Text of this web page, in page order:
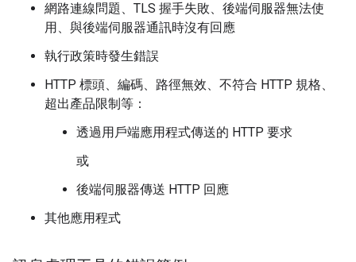
網路連線問題、TLS 握手失敗、後端伺服器無法使
用、與後端伺服器通訊時沒有回應
執行政策時發生錯誤
HTTP 標頭、編碼、路徑無效、不符合 HTTP 規格、
超出產品限制等：
透過用戶端應用程式傳送的 HTTP 要求
或
後端伺服器傳送 HTTP 回應
其他應用程式